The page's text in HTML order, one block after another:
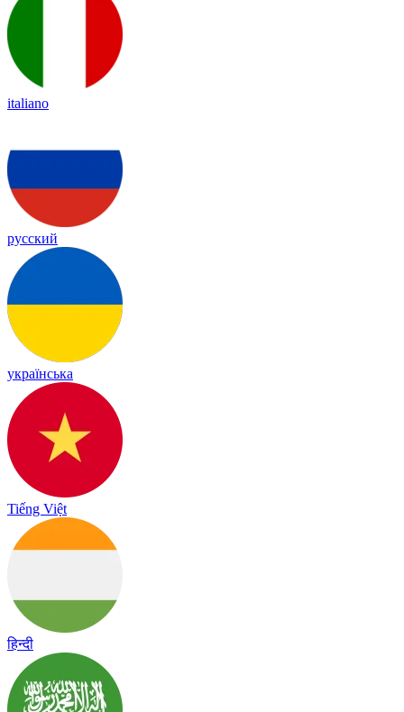
italiano
русский
українська
Tiếng Việt
हिन्दी